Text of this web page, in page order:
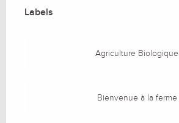
Labels
Labels
Agriculture Biologique
Bienvenue à la ferme